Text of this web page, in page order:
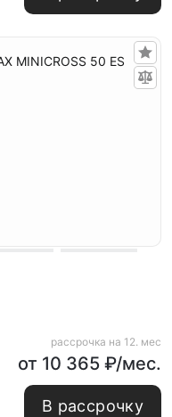
рассрочка на 12. мес
от 10 365 ₽/мес.
В рассрочку